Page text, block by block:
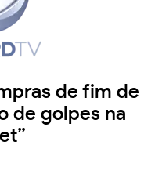
de fim de
de golpes na